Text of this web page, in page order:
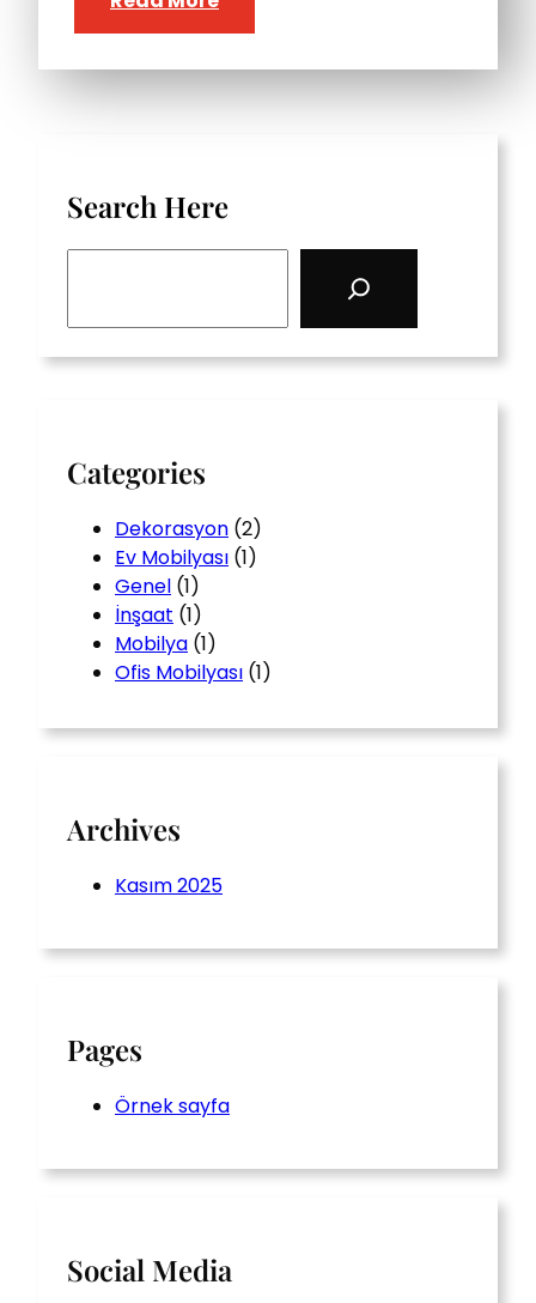
Search Here
Categories
Dekorasyon (2)
Ev Mobilyası (1)
Genel (1)
İnşaat (1)
Mobilya (1)
Ofis Mobilyası (1)
Archives
Kasım 2025
Pages
Örnek sayfa
Social Media